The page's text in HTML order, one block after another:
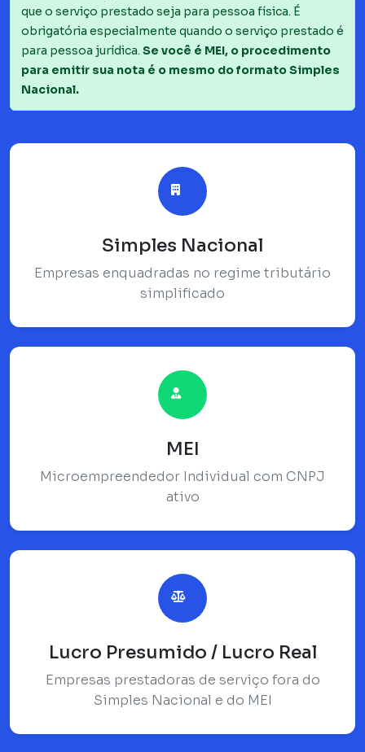
que o serviço prestado seja para pessoa física. É
obrigatória especialmente quando o serviço prestado é
para pessoa jurídica. Se você é MEI, o procedimento
para emitir sua nota é o mesmo do formato Simples
Nacional.
Simples Nacional
Empresas enquadradas no regime tributário
simplificado
MEI
Microempreendedor Individual com CNPJ
ativo
Lucro Presumido / Lucro Real
Empresas prestadoras de serviço fora do
Simples Nacional e do MEI